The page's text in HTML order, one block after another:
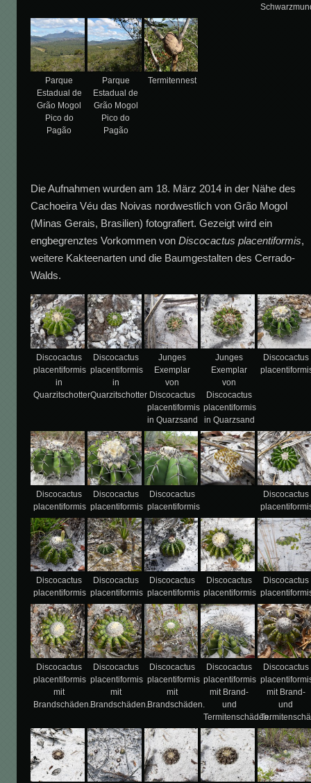
Parque
Estadual de
Grão Mogol
Pico do
Pagão
Parque
Estadual de
Grão Mogol
Pico do
Pagão
Termitennest
Die Aufnahmen wurden am 18. März 2014 in der Nähe des
Cachoeira Véu das Noivas nordwestlich von Grão Mogol
(Minas Gerais, Brasilien) fotografiert. Gezeigt wird ein
engbegrenztes Vorkommen vonDiscocactus placentiformis,
weitere Kakteenarten und die Baumgestalten des Cerrado-
Walds.
Discocactus
placentiformis
in
Quarzitschotter
Discocactus
placentiformis
in
Quarzitschotter
Junges
Exemplar
von
Discocactus
placentiformis
in Quarzsand
Junges
Exemplar
von
Discocactus
placentiformis
in Quarzsand
Discocactus
Discocactus
placentiformis
Discocactus
placentiformis
Discocactus
placentiformis
Discocactus
Discocactus
placentiformis
Discocactus
placentiformis
Discocactus
placentiformis
Discocactus
placentiformis
Discocactus
Discocactus
placentiformis
mit
Brandschäden.
Discocactus
placentiformis
mit
Brandschäden.
Discocactus
placentiformis
mit
Brandschäden.
Discocactus
placentiformis
mit Brand-
und
Termitenschäden.
Discocactus
mit Brand-
und